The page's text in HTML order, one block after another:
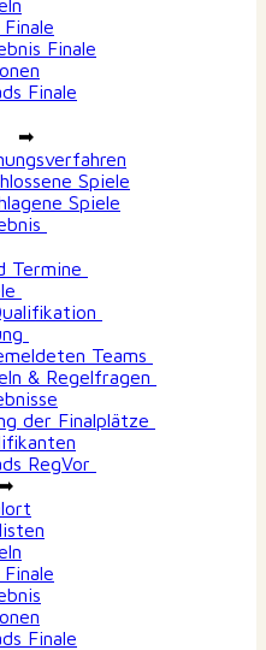
Finale
Finale
➡
Spiele
Spiele
Termine
Teams
& Regelfragen
der Finalplätze
RegVor
Finale